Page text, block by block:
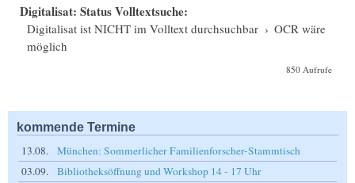
Digitalisat: Status Volltextsuche:
Digitalisat ist NICHT im Volltext durchsuchbar › OCR wäre
möglich
850 Aufrufe
kommende Termine
13.08.
München: Sommerlicher Familienforscher-Stammtisch
03.09.
Bibliotheksöffnung und Workshop 14 - 17 Uhr